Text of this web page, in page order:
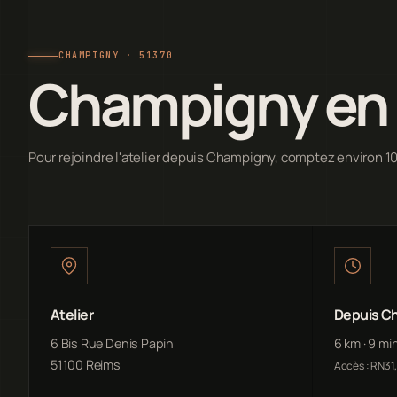
CHAMPIGNY · 51370
Champigny
Pour rejoindre l'atelier depuis Champigny, comptez environ
Atelier
6 Bis Rue Denis Papin
51100 Reims
Depuis
6 km · 9
Accès :